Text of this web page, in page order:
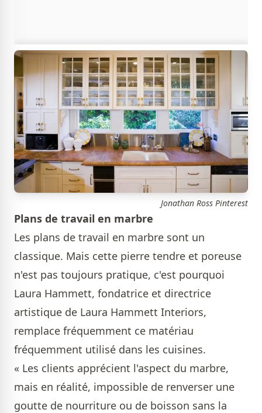
Jonathan Ross Pinterest
Plans de travail en marbre
Les plans de travail en marbre sont un
classique. Mais cette pierre tendre et poreuse
n'est pas toujours pratique, c'est pourquoi
Laura Hammett, fondatrice et directrice
artistique de Laura Hammett Interiors,
remplace fréquemment ce matériau
fréquemment utilisé dans les cuisines.
« Les clients apprécient l'aspect du marbre,
mais en réalité, impossible de renverser une
goutte de nourriture ou de boisson sans la